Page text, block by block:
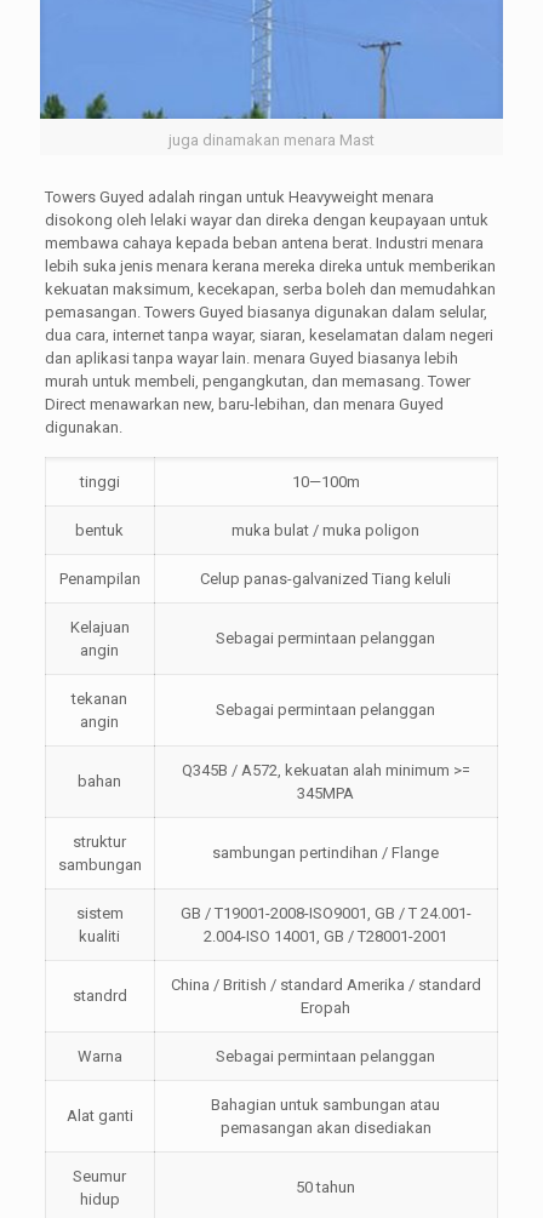
juga dinamakan menara Mast
Towers Guyed adalah ringan untuk Heavyweight menara
disokong oleh lelaki wayar dan direka dengan keupayaan untuk
membawa cahaya kepada beban antena berat. Industri menara
lebih suka jenis menara kerana mereka direka untuk memberikan
kekuatan maksimum, kecekapan, serba boleh dan memudahkan
pemasangan. Towers Guyed biasanya digunakan dalam selular,
dua cara, internet tanpa wayar, siaran, keselamatan dalam negeri
dan aplikasi tanpa wayar lain. menara Guyed biasanya lebih
murah untuk membeli, pengangkutan, dan memasang. Tower
Direct menawarkan new, baru-lebihan, dan menara Guyed
digunakan.
tinggi 10—100m
bentuk muka bulat / muka poligon
Penampilan Celup panas-galvanized Tiang keluli
Kelajuan
angin
Sebagai permintaan pelanggan
tekanan
angin
Sebagai permintaan pelanggan
bahan
Q345B / A572, kekuatan alah minimum >=
345MPA
struktur
sambungan
sambungan pertindihan / Flange
sistem
kualiti
GB / T19001-2008-ISO9001, GB / T 24.001-
2.004-ISO 14001, GB / T28001-2001
standrd
China / British / standard Amerika / standard
Eropah
Warna Sebagai permintaan pelanggan
Alat ganti
Bahagian untuk sambungan atau
pemasangan akan disediakan
Seumur
hidup
50 tahun